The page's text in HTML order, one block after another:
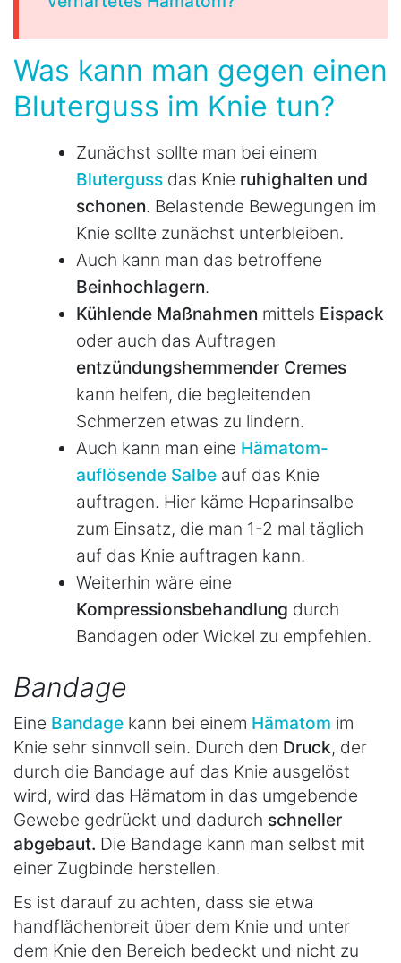
Was kann man gegen einen
Bluterguss im Knie tun?
Zunächst sollte man bei einem
Bluterguss das Knie ruhighalten und
schonen. Belastende Bewegungen im
Knie sollte zunächst unterbleiben.
Auch kann man das betroffene
Beinhochlagern.
Kühlende Maßnahmen mittels Eispack
oder auch das Auftragen
entzündungshemmender Cremes
kann helfen, die begleitenden
Schmerzen etwas zu lindern.
Auch kann man eine Hämatom-
auflösende Salbe auf das Knie
auftragen. Hier käme Heparinsalbe
zum Einsatz, die man 1-2 mal täglich
auf das Knie auftragen kann.
Weiterhin wäre eine
Kompressionsbehandlung durch
Bandagen oder Wickel zu empfehlen.
Bandage
Eine Bandage kann bei einem Hämatom im
Knie sehr sinnvoll sein. Durch den Druck, der
durch die Bandage auf das Knie ausgelöst
wird, wird das Hämatom in das umgebende
Gewebe gedrückt und dadurch schneller
abgebaut. Die Bandage kann man selbst mit
einer Zugbinde herstellen.
Es ist darauf zu achten, dass sie etwa
handflächenbreit über dem Knie und unter
dem Knie den Bereich bedeckt und nicht zu